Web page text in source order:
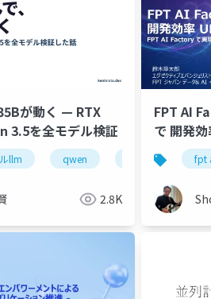
が動く — RTX
3.5を全モデル検証
llm qwen
2.8K
FPT AI
で 開発効率 UP する方法とは -
FPT AI
イベート
fpt